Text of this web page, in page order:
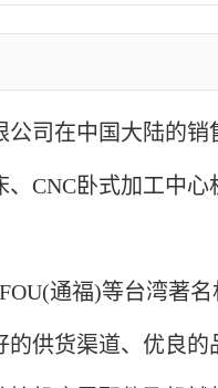
公司在中国大陆的
、 CNC卧式加工中
通福)等台湾著名
供货渠道、优良